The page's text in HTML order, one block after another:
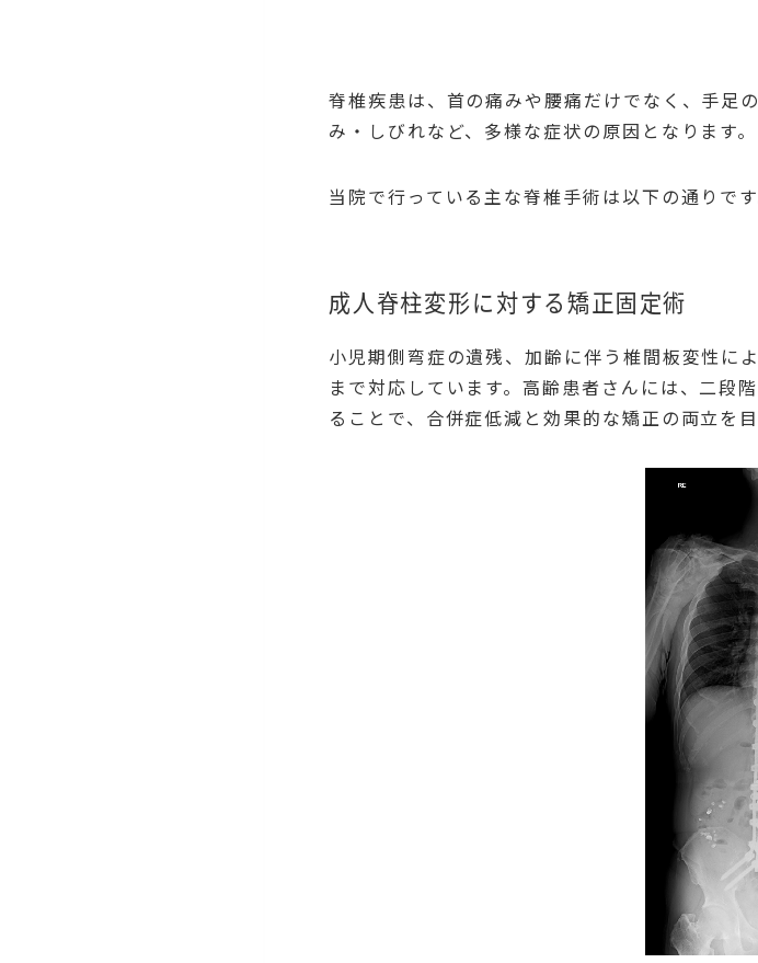
脊椎疾患は、首の痛みや腰痛だけでなく、手足
み・しびれなど、多様な症状の原因となります
当院で行っている主な脊椎手術は以下の通りです
成人脊柱変形に対する矯正固定術
小児期側弯症の遺残、加齢に伴う椎間板変性に
まで対応しています。高齢患者さんには、二段
ることで、合併症低減と効果的な矯正の両立を目